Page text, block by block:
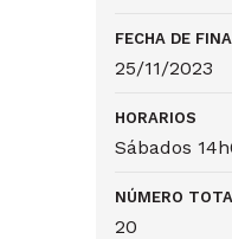
FECHA DE
25/11/2023
HORARIOS
Sábados
NÚMERO
20